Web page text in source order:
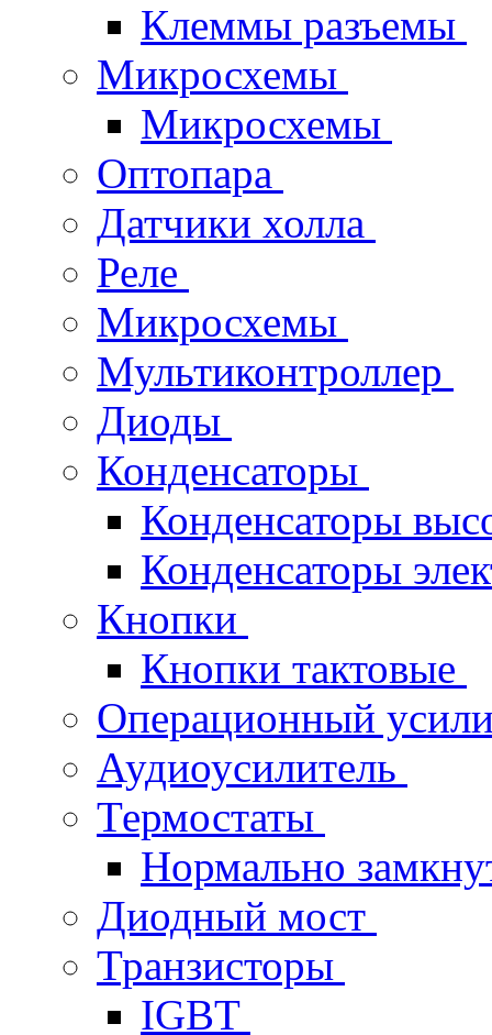
Клеммы разъемы
Микросхемы
Микросхемы
Оптопара
Датчики холла
Реле
Микросхемы
Мультиконтроллер
Диоды
Конденсаторы
Конденсаторы
Конденсаторы
Кнопки
Кнопки тактовые
Операционный
Аудиоусилитель
Термостаты
Нормально
Диодный мост
Транзисторы
IGBT